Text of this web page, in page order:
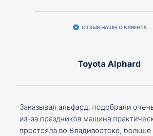
ОТЗЫВ НАШЕГО КЛИЕНТА
Toyota Alphard
Заказывал альфард, подобрали
из-за праздников машина
простояла во Владивостоке,